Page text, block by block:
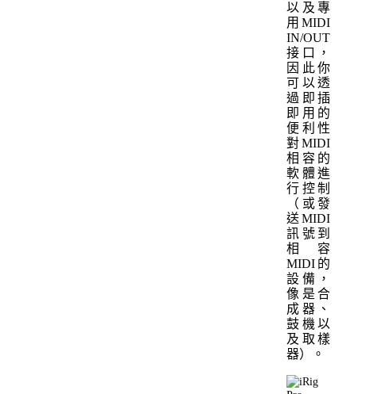
以及專
用MIDI
IN/OUT
接口，
因此你
可以透
過即插
即用的
便利性
對MIDI
相容的
軟體進
行控制
（或發
送MIDI
訊號到
相容
MIDI的
設備，
像是合
成器、
鼓機以
及取樣
器）。